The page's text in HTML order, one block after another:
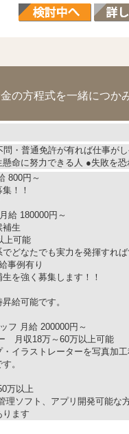
の方程式を一緒につか
問・普通免許が有れば仕事が
命に努力できる人 ●失敗を恐
800円～
！！
給 180000円～
補生
上可能
どなたでも実力を発揮すれば
事例有り
生を強く募集します！！
給可能です。
フ 月給 200000円～
月収18万～60万以上可能
イラストレーターを写真加
。
以上
理ソフト、アプリ開発可能な
ます